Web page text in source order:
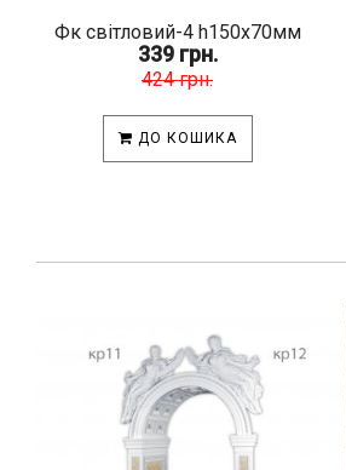
Фк світловий-4 h150х70мм
339 грн.
424 грн.
ДО КОШИКА